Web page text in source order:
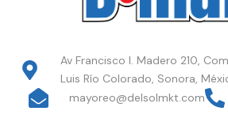
Av Francisco I. Madero 210,
Luis Río Colorado, Sonora,
mayoreo@delsolmkt.com